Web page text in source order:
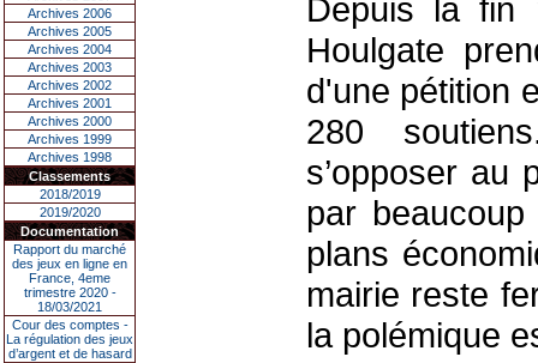
Archives 2006
Archives 2005
Archives 2004
Archives 2003
Archives 2002
Archives 2001
Archives 2000
Archives 1999
Archives 1998
Classements
2018/2019
2019/2020
Documentation
Rapport du marché
des jeux en ligne en
France, 4eme
trimestre 2020 -
18/03/2021
Cour des comptes -
La régulation des jeux
d’argent et de hasard
Depuis la fin
Houlgate
d'une pétition
280
s’opposer au
par
plans
mairie reste
la polémique